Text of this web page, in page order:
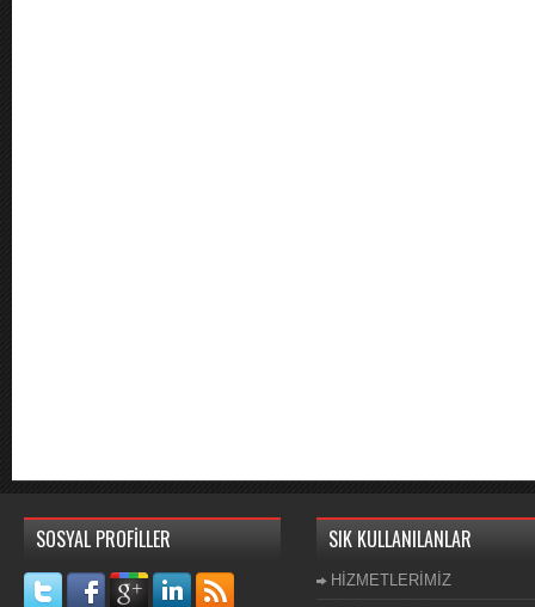
SOSYAL PROFİLLER SIK KULLANILANLAR
HİZMETLERİMİZ